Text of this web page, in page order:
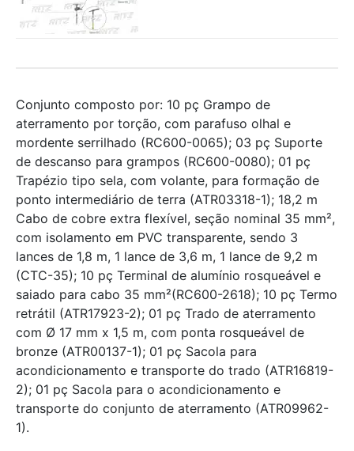
Conjunto composto por: 10 pç Grampo de
aterramento por torção, com parafuso olhal e
mordente serrilhado (RC600-0065); 03 pç Suporte
de descanso para grampos (RC600-0080); 01 pç
Trapézio tipo sela, com volante, para formação de
ponto intermediário de terra (ATR03318-1); 18,2 m
Cabo de cobre extra flexível, seção nominal 35 mm²,
com isolamento em PVC transparente, sendo 3
lances de 1,8 m, 1 lance de 3,6 m, 1 lance de 9,2 m
(CTC-35); 10 pç Terminal de alumínio rosqueável e
saiado para cabo 35 mm²(RC600-2618); 10 pç Termo
retrátil (ATR17923-2); 01 pç Trado de aterramento
com Ø 17 mm x 1,5 m, com ponta rosqueável de
bronze (ATR00137-1); 01 pç Sacola para
acondicionamento e transporte do trado (ATR16819-
2); 01 pç Sacola para o acondicionamento e
transporte do conjunto de aterramento (ATR09962-
1).